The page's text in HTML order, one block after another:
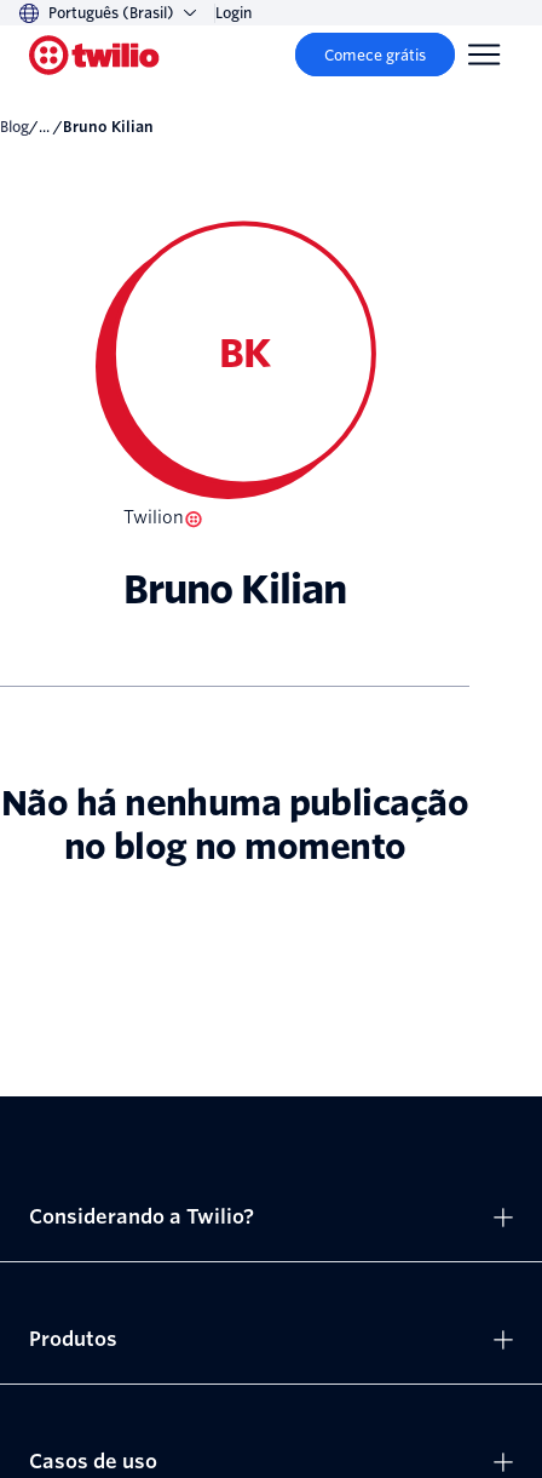
Português (Brasil) Login
Comece grátis
Blog/... / Bruno Kilian
BK
Twilion
Bruno Kilian
Não há nenhuma publicação
no blog no momento
Considerando a Twilio?
Produtos
Casos de uso